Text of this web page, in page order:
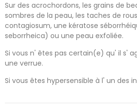
Sur des acrochordons, les grains de
sombres de la peau, les taches de
contagiosum, une kératose
seborrheica) ou une peau exfoliée.
Si vous n' êtes pas certain(e) qu' il s'
une verrue.
Si vous êtes hypersensible à l' un des